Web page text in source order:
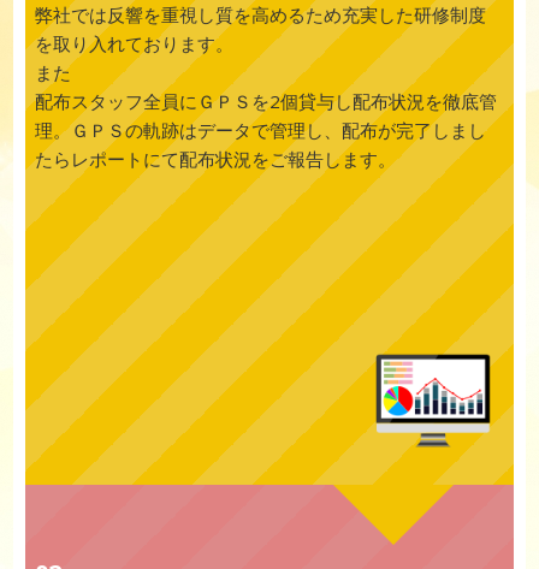
弊社では反響を重視し質を高めるため充実した研修制度
を取り入れております。
また
配布スタッフ全員にＧＰＳを2個貸与し配布状況を徹底管
理。ＧＰＳの軌跡はデータで管理し、配布が完了しまし
たらレポートにて配布状況をご報告します。